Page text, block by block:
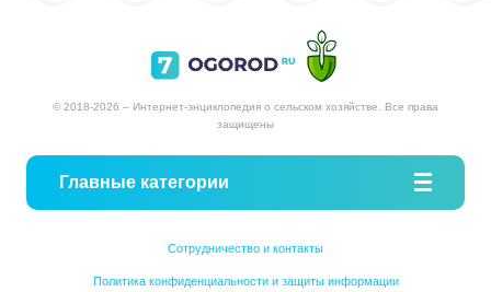
© 2018-2026 – Интернет-энциклопедия о сельском хозяйстве. Все права
защищены
Главные категории
Сотрудничество и контакты
Политика конфиденциальности и защиты информации